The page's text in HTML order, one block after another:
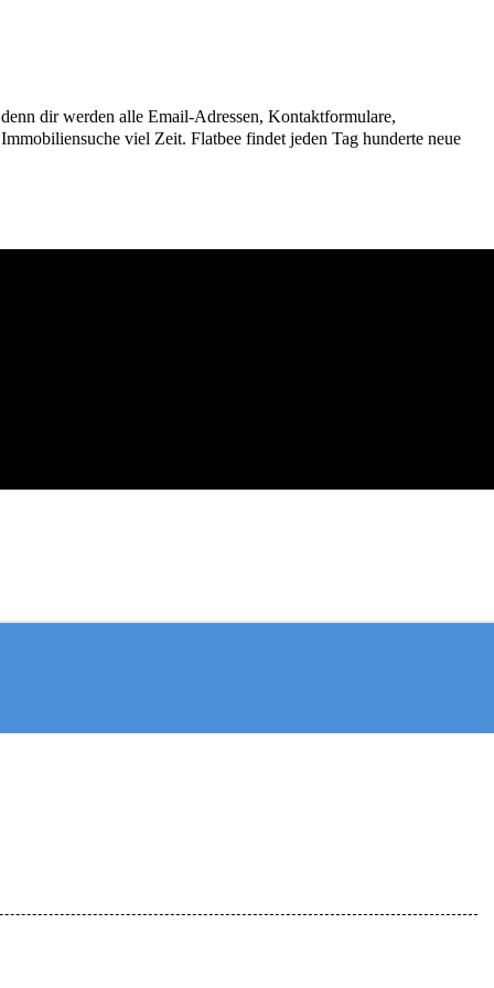
dir werden alle Email-Adressen, Kontaktformulare,
viel Zeit. Flatbee findet jeden Tag hunderte neue